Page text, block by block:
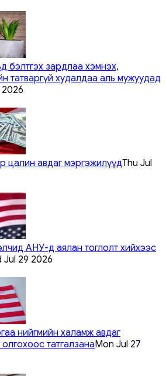
бэлтгэх зардлаа хэмнэх,
татваргүй худалдаа аль мужуудад
2026
цалин авдаг мэргэжилүүдThu Jul
АНУ-д аялан тоглолт хийхээс
Jul 29 2026
нийгмийн халамж авдаг
татгалзанаMon Jul 27